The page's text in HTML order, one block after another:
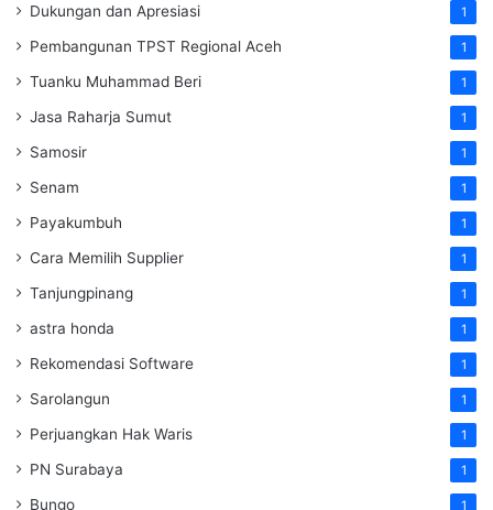
Dukungan dan Apresiasi 1
Pembangunan TPST Regional Aceh 1
Tuanku Muhammad Beri 1
Jasa Raharja Sumut 1
Samosir 1
Senam 1
Payakumbuh 1
Cara Memilih Supplier 1
Tanjungpinang 1
astra honda 1
Rekomendasi Software 1
Sarolangun 1
Perjuangkan Hak Waris 1
PN Surabaya 1
Bungo 1